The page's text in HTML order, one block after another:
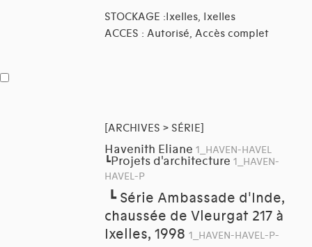
STOCKAGE :Ixelles, Ixelles
ACCES : Autorisé, Accès complet
[ARCHIVES > SÉRIE]
Havenith Eliane 1_HAVEN-HAVEL
┗Projets d'architecture 1_HAVEN-
HAVEL-P
┗ Série Ambassade d'Inde,
chaussée de Vleurgat 217 à
Ixelles, 1998 1_HAVEN-HAVEL-P-